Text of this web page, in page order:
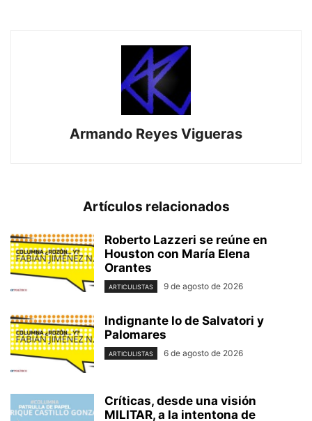
Armando Reyes Vigueras
Artículos relacionados
Roberto Lazzeri se reúne en
Houston con María Elena
Orantes
ARTICULISTAS 9 de agosto de 2026
Indignante lo de Salvatori y
Palomares
ARTICULISTAS 6 de agosto de 2026
Críticas, desde una visión
MILITAR, a la intentona de